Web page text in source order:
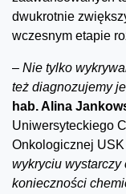
dwukrotnie
wczesnym etapie
– Nie tylko
też diagnozujemy
hab. Alina
Uniwersyteckiego
Onkologicznej USK
wykryciu
konieczności